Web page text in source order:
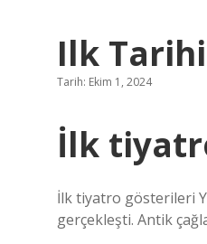
Ilk
Tarih: Ekim 1, 2024
İlk
İlk tiyatro gösterileri
gerçekleşti. Antik